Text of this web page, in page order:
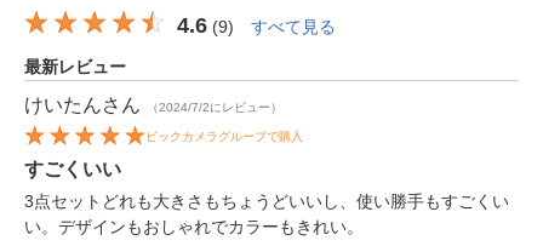
4.6 (9) すべて見る
最新レビュー
けいたんさん （2024/7/2にレビュー）
ビックカメラグループで購入
すごくいい
3点セットどれも大きさもちょうどいいし、使い勝手もすごくい
い。デザインもおしゃれでカラーもきれい。